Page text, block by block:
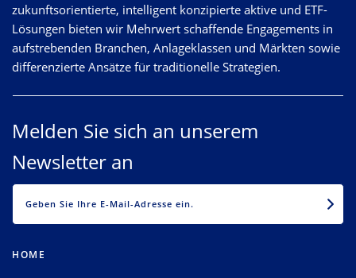
zukunftsorientierte, intelligent konzipierte aktive und ETF-
Lösungen bieten wir Mehrwert schaffende Engagements in
aufstrebenden Branchen, Anlageklassen und Märkten sowie
differenzierte Ansätze für traditionelle Strategien.
Melden Sie sich an unserem
Newsletter an
HOME